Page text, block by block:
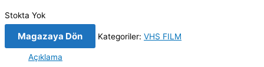
Stokta Yok
Magazaya Dön Kategoriler: VHS FILM
Açıklama